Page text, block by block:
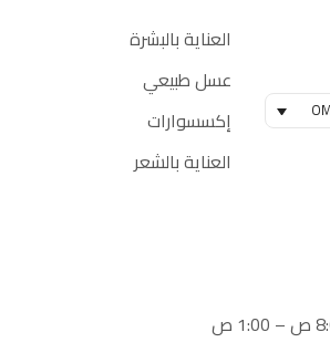
العناية بالبشرة
عسل طبيعي
إكسسوارات
العناية بالشعر